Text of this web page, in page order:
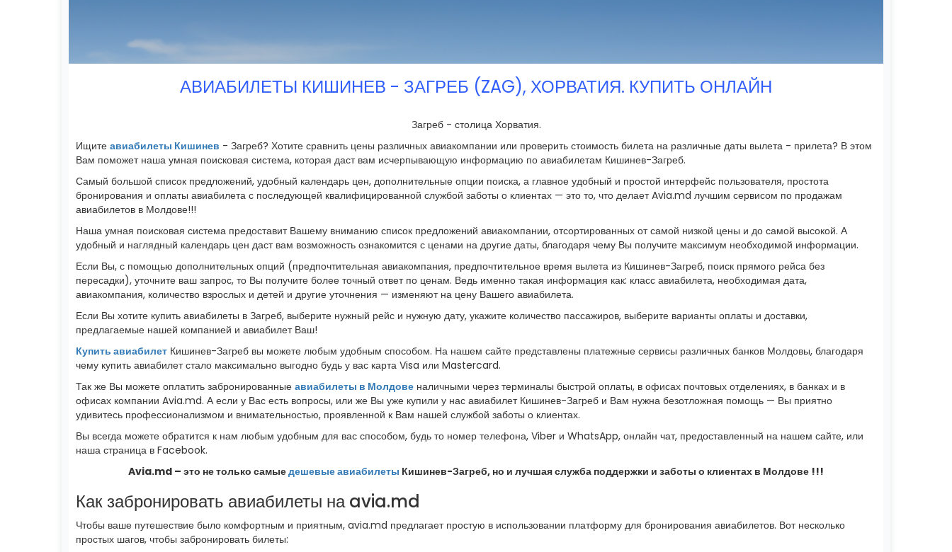
АВИАБИЛЕТЫ КИШИНЕВ - ЗАГРЕБ (ZAG), ХОРВАТИЯ. КУПИТЬ ОНЛАЙН
Загреб - столица Хорватия.
Ищите авиабилеты Кишинев - Загреб? Хотите сравнить цены различных авиакомпании или проверить стоимость билета на различные даты вылета - прилета? В этом
Вам поможет наша умная поисковая система, которая даст вам исчерпывающую информацию по авиабилетам Кишинев-Загреб.
Самый большой список предложений, удобный календарь цен, дополнительные опции поиска, а главное удобный и простой интерфейс пользователя, простота
бронирования и оплаты авиабилета с последующей квалифицированной службой заботы о клиентах — это то, что делает Avia.md лучшим сервисом по продажам
авиабилетов в Молдове!!!
Наша умная поисковая система предоставит Вашему вниманию список предложений авиакомпании, отсортированных от самой низкой цены и до самой высокой. А
удобный и наглядный календарь цен даст вам возможность ознакомится с ценами на другие даты, благодаря чему Вы получите максимум необходимой информации.
Если Вы, с помощью дополнительных опций (предпочтительная авиакомпания, предпочтительное время вылета из Кишинев-Загреб, поиск прямого рейса без
пересадки), уточните ваш запрос, то Вы получите более точный ответ по ценам. Ведь именно такая информация как: класс авиабилета, необходимая дата,
авиакомпания, количество взрослых и детей и другие уточнения — изменяют на цену Вашего авиабилета.
Если Вы хотите купить авиабилеты в Загреб, выберите нужный рейс и нужную дату, укажите количество пассажиров, выберите варианты оплаты и доставки,
предлагаемые нашей компанией и авиабилет Ваш!
Купить авиабилет Кишинев-Загреб вы можете любым удобным способом. На нашем сайте представлены платежные сервисы различных банков Молдовы, благодаря
чему купить авиабилет стало максимально выгодно будь у вас карта Visa или Mastercard.
Так же Вы можете оплатить забронированные авиабилеты в Молдове наличными через терминалы быстрой оплаты, в офисах почтовых отделениях, в банках и в
офисах компании Avia.md. А если у Вас есть вопросы, или же Вы уже купили у нас авиабилет Кишинев-Загреб и Вам нужна безотложная помощь — Вы приятно
удивитесь профессионализмом и внимательностью, проявленной к Вам нашей службой заботы о клиентах.
Вы всегда можете обратится к нам любым удобным для вас способом, будь то номер телефона, Viber и WhatsApp, онлайн чат, предоставленный на нашем сайте, или
наша страница в Facebook.
Avia.md – это не только самыедешевые авиабилеты Кишинев-Загреб, но и лучшая служба поддержки и заботы о клиентах в Молдове !!!
Как забронировать авиабилеты на avia.md
Чтобы ваше путешествие было комфортным и приятным, avia.md предлагает простую в использовании платформу для бронирования авиабилетов. Вот несколько
простых шагов, чтобы забронировать билеты: